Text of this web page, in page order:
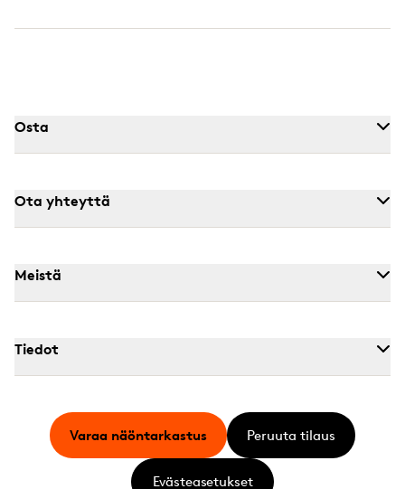
Osta
Ota yhteyttä
Meistä
Tiedot
Varaa näöntarkastus Peruuta tilaus
Evästeasetukset